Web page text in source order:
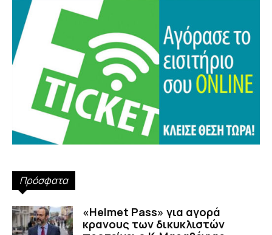
Πρόσφατα
«Helmet Pass» για αγορά
κρανους των δικυκλιστών